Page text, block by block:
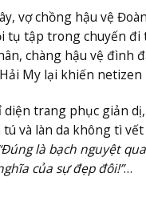
vợ chồng hậu vệ
tụ tập trong chuyến
chàng hậu vệ đình
My lại khiến netizen
diện trang phục giản
và làn da không tì
là bạch nguyệt
của sự đẹp đôi!”…